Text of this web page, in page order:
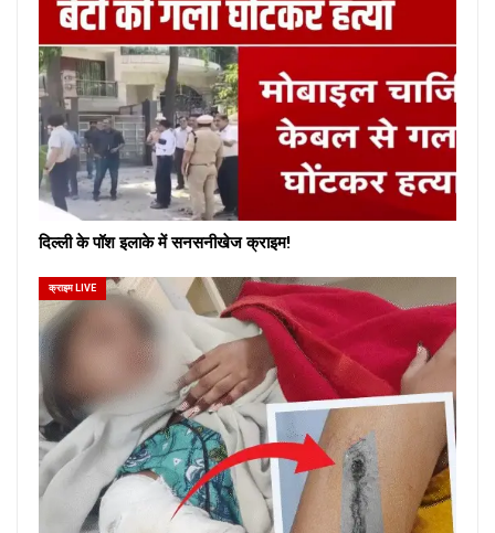
दिल्ली के पॉश इलाके में सनसनीखेज क्राइम!
क्राइम LIVE